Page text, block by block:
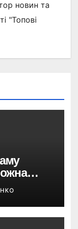
новин та
"Топові